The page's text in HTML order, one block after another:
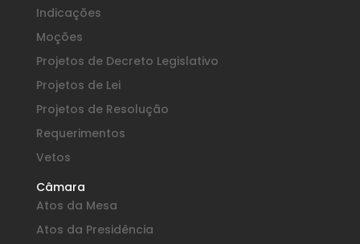
Indicações
Moções
Projetos de Decreto Legislativo
Projetos de Lei
Projetos de Resolução
Requerimentos
Vetos
Câmara
Atos da Mesa
Atos da Presidência